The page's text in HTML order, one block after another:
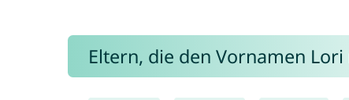
Eltern, die den Vornamen